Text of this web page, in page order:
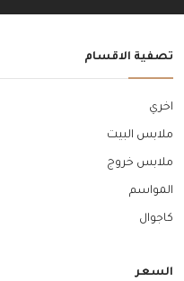
تصفية الاقسام
اخري
ملابس البيت
ملابس خروج
المواسم
كاجوال
السعر